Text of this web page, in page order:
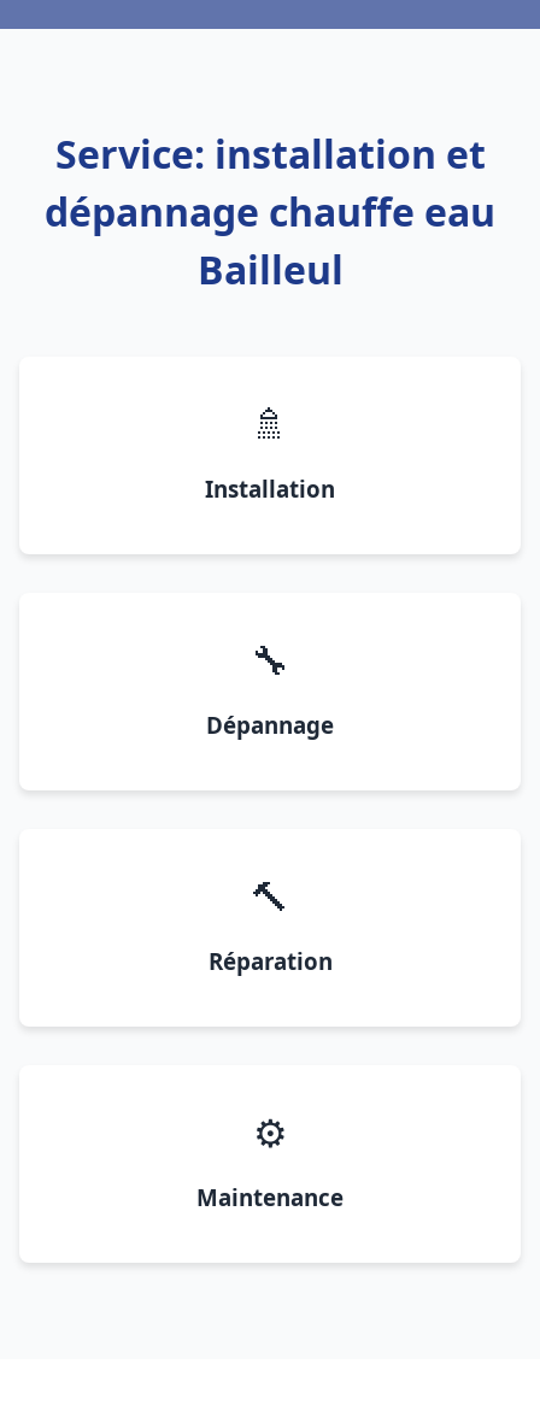
Service: installation et
dépannage chauffe eau
Bailleul
🚿
Installation
🔧
Dépannage
🔨
Réparation
⚙️
Maintenance